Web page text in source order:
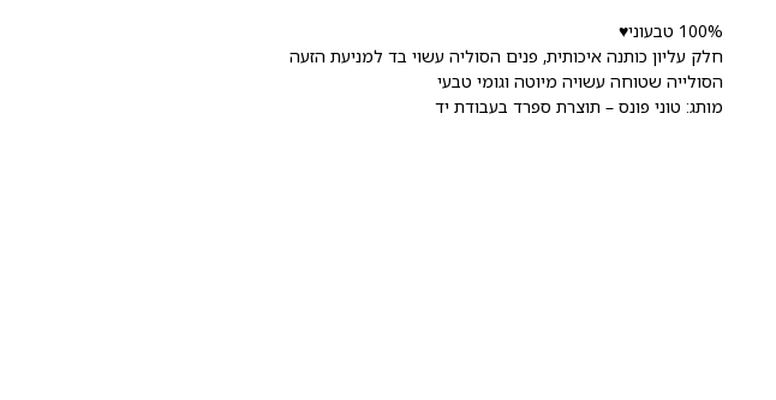
100% טבעוני♥
חלק עליון כותנה איכותית, פנים הסוליה עשוי בד למניעת הזעה
הסולייה שטוחה עשויה מיוטה וגומי טבעי
מותג: טוני פונס – תוצרת ספרד בעבודת יד